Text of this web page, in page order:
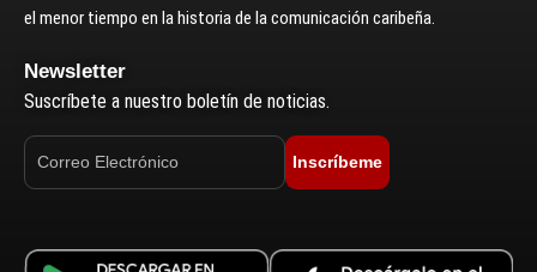
el menor tiempo en la historia de la comunicación caribeña.
Newsletter
Suscríbete a nuestro boletín de noticias.
Inscríbeme